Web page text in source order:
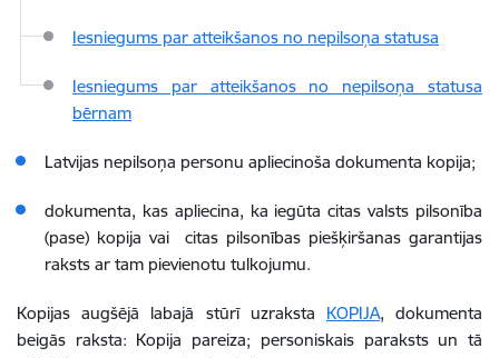
Iesniegums par atteikšanos no nepilsoņa statusa
Iesniegums par atteikšanos no nepilsoņa statusa
bērnam
Latvijas nepilsoņa personu apliecinoša dokumenta kopija;
dokumenta, kas apliecina, ka iegūta citas valsts pilsonība
(pase) kopija vai citas pilsonības piešķiršanas garantijas
raksts ar tam pievienotu tulkojumu.
Kopijas augšējā labajā stūrī uzraksta KOPIJA, dokumenta
beigās raksta: Kopija pareiza; personiskais paraksts un tā